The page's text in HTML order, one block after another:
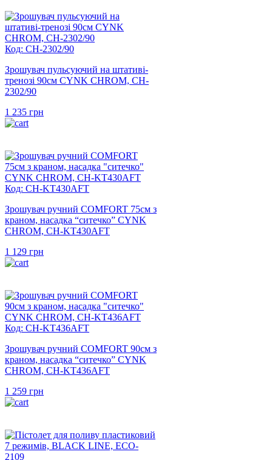
Код: CH-2302/90
Зрошувач пульсуючий на штативі-
тренозі 90см CYNK CHROM, CH-
2302/90
1 235 грн
Код: CH-KT430AFT
Зрошувач ручний COMFORT 75см з
краном, насадка “ситечко” CYNK
CHROM, CH-KT430AFT
1 129 грн
Код: CH-KT436AFT
Зрошувач ручний COMFORT 90см з
краном, насадка “ситечко” CYNK
CHROM, CH-KT436AFT
1 259 грн